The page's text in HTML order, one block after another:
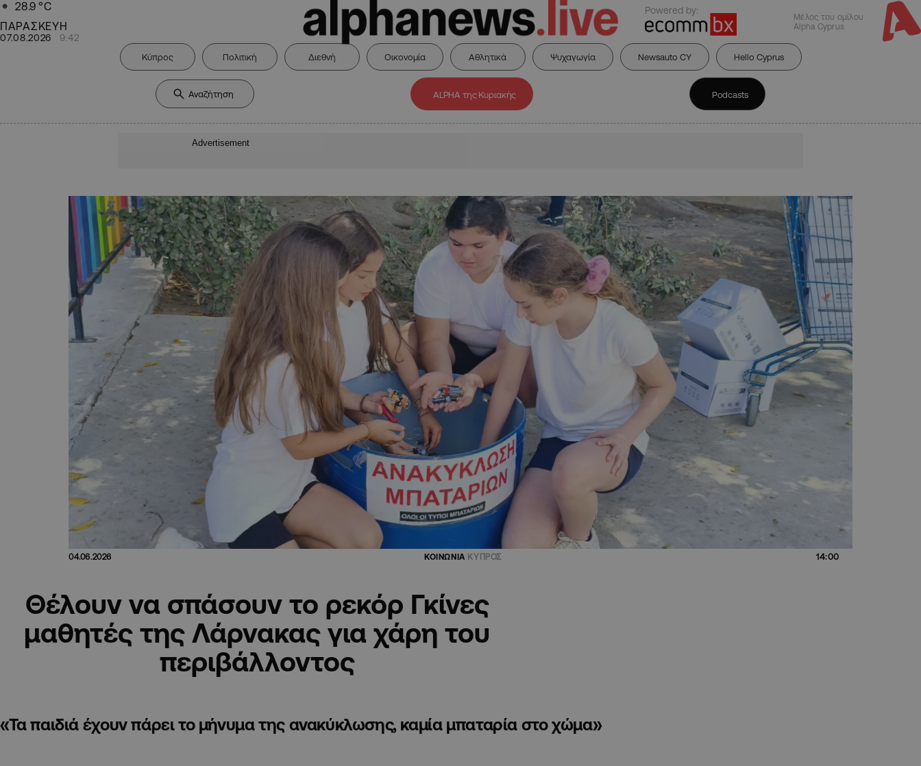
28.9 °C
ΠΑΡΑΣΚΕΥΗ
07.08.2026 9:42
Powered by:
Μέλος του ομίλου
Alpha Cyprus
Κύπρος Πολιτική Διεθνή Οικονομία Αθλητικά Ψυχαγωγία Newsauto CY Hello Cyprus
ALPHA της Κυριακής Podcasts
Advertisement
04.06.2026 ΚΟΙΝΩΝΙΑ ΚΥΠΡΟΣ 14:00
Θέλουν να σπάσουν το ρεκόρ Γκίνες
μαθητές της Λάρνακας για χάρη του
περιβάλλοντος
«Τα παιδιά έχουν πάρει το μήνυμα της ανακύκλωσης, καμία μπαταρία στο χώμα»